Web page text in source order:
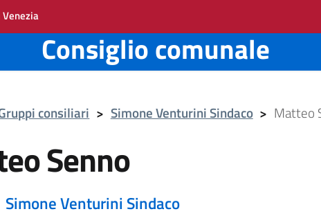
Consiglio comunale
consiliari > Simone Venturini Sindaco > Matteo
Senno
Simone Venturini Sindaco